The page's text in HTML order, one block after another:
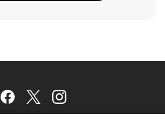
Facebook
TwitterInstagram